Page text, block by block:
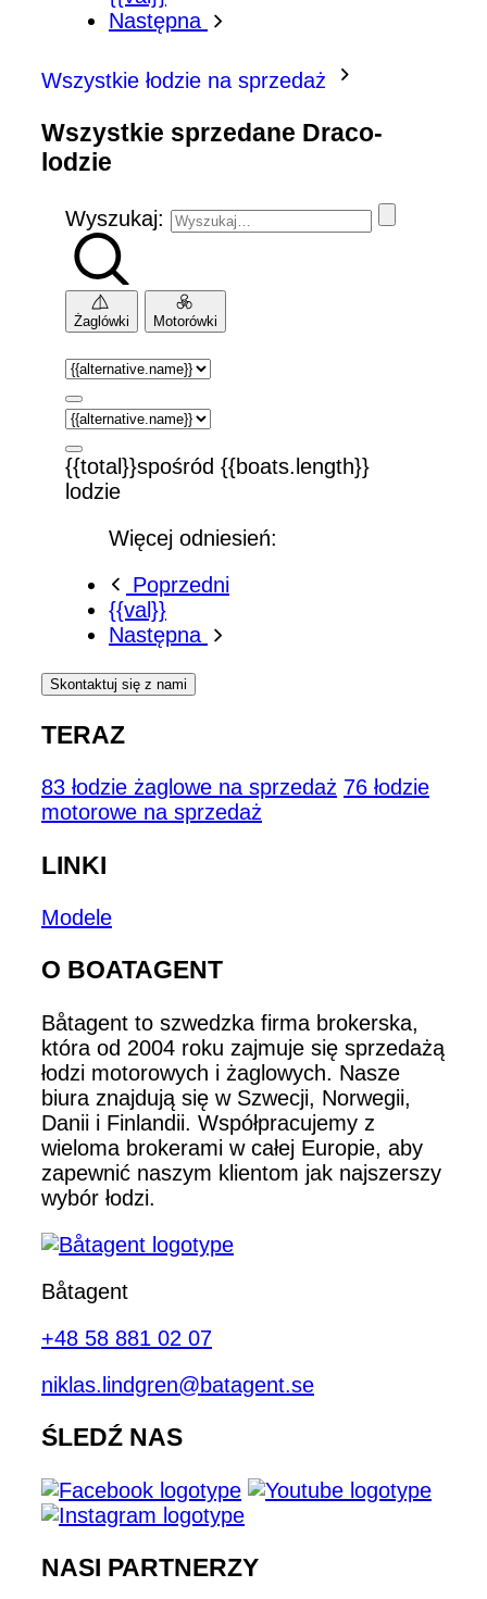
Następna
Wszystkie łodzie na sprzedaż
Wszystkie sprzedane Draco-
lodzie
Wyszukaj:
Żaglówki Motorówki
{{total}}spośród {{boats.length}}
lodzie
Więcej odniesień:
Poprzedni
{{val}}
Następna
Skontaktuj się z nami
TERAZ
83 łodzie żaglowe na sprzedaż 76 łodzie
motorowe na sprzedaż
LINKI
Modele
O BOATAGENT
Båtagent to szwedzka firma brokerska,
która od 2004 roku zajmuje się sprzedażą
łodzi motorowych i żaglowych. Nasze
biura znajdują się w Szwecji, Norwegii,
Danii i Finlandii. Współpracujemy z
wieloma brokerami w całej Europie, aby
zapewnić naszym klientom jak najszerszy
wybór łodzi.
Båtagent
+48 58 881 02 07
niklas.lindgren@batagent.se
ŚLEDŹ NAS
NASI PARTNERZY